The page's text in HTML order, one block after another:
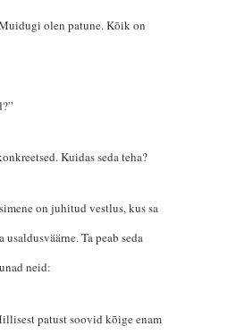
olen patune. Kõik on
Kuidas seda teha?
on juhitud vestlus, kus sa
usaldusväärne. Ta peab seda
neid:
patust soovid kõige enam